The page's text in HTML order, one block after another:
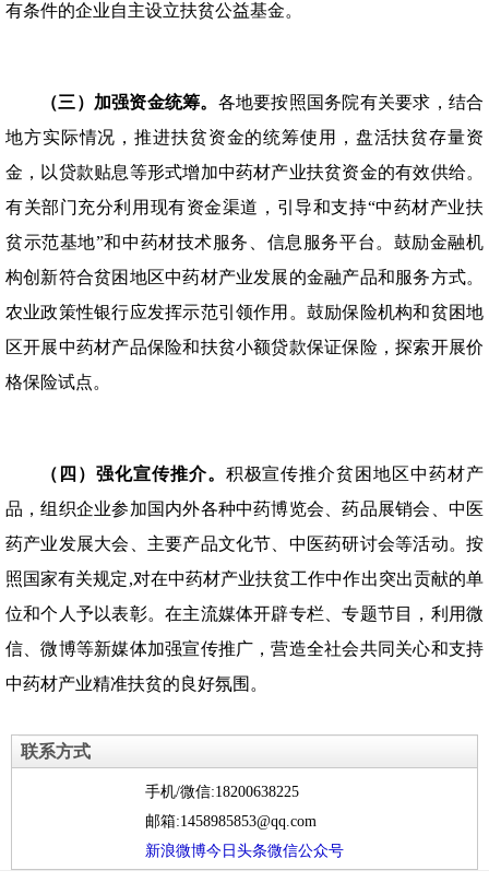
有条件的企业自主设立扶贫公益基金。
（三）加强资金统筹。 各地要按照国务院有关要求，结合
地方实际情况，推进扶贫资金的统筹使用，盘活扶贫存量资
金，以贷款贴息等形式增加中药材产业扶贫资金的有效供给。
有关部门充分利用现有资金渠道，引导和支持“中药材产业扶
贫示范基地”和中药材技术服务、信息服务平台。鼓励金融机
构创新符合贫困地区中药材产业发展的金融产品和服务方式。
农业政策性银行应发挥示范引领作用。鼓励保险机构和贫困地
区开展中药材产品保险和扶贫小额贷款保证保险，探索开展价
格保险试点。
（四）强化宣传推介。 积极宣传推介贫困地区中药材产
品，组织企业参加国内外各种中药博览会、药品展销会、中医
药产业发展大会、主要产品文化节、中医药研讨会等活动。按
照国家有关规定,对在中药材产业扶贫工作中作出突出贡献的单
位和个人予以表彰。在主流媒体开辟专栏、专题节目，利用微
信、微博等新媒体加强宣传推广，营造全社会共同关心和支持
中药材产业精准扶贫的良好氛围。
联系方式
手机/微信:18200638225
邮箱:1458985853@qq.com
新浪微博今日头条微信公众号